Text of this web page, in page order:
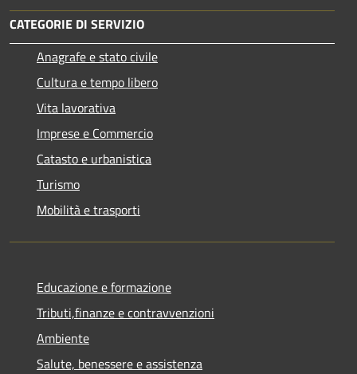
CATEGORIE DI SERVIZIO
Anagrafe e stato civile
Cultura e tempo libero
Vita lavorativa
Imprese e Commercio
Catasto e urbanistica
Turismo
Mobilità e trasporti
Educazione e formazione
Tributi,finanze e contravvenzioni
Ambiente
Salute, benessere e assistenza